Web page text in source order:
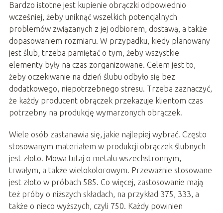
Bardzo istotne jest kupienie obrączki odpowiednio
wcześniej, żeby uniknąć wszelkich potencjalnych
problemów związanych z jej odbiorem, dostawą, a także
dopasowaniem rozmiaru. W przypadku, kiedy planowany
jest ślub, trzeba pamiętać o tym, żeby wszystkie
elementy były na czas zorganizowane. Celem jest to,
żeby oczekiwanie na dzień ślubu odbyło się bez
dodatkowego, niepotrzebnego stresu. Trzeba zaznaczyć,
że każdy producent obrączek przekazuje klientom czas
potrzebny na produkcję wymarzonych obrączek.
Wiele osób zastanawia się, jakie najlepiej wybrać. Często
stosowanym materiałem w produkcji obrączek ślubnych
jest złoto. Mowa tutaj o metalu wszechstronnym,
trwałym, a także wielokolorowym. Przeważnie stosowane
jest złoto w próbach 585. Co więcej, zastosowanie mają
też próby o niższych składach, na przykład 375, 333, a
także o nieco wyższych, czyli 750. Każdy powinien